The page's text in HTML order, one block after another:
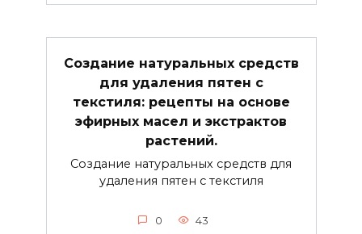
Создание натуральных средств
для удаления пятен с
текстиля: рецепты на основе
эфирных масел и экстрактов
растений.
Создание натуральных средств для
удаления пятен с текстиля
0 43